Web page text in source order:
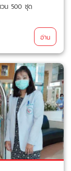
วน 500 ชุด
อ่าน